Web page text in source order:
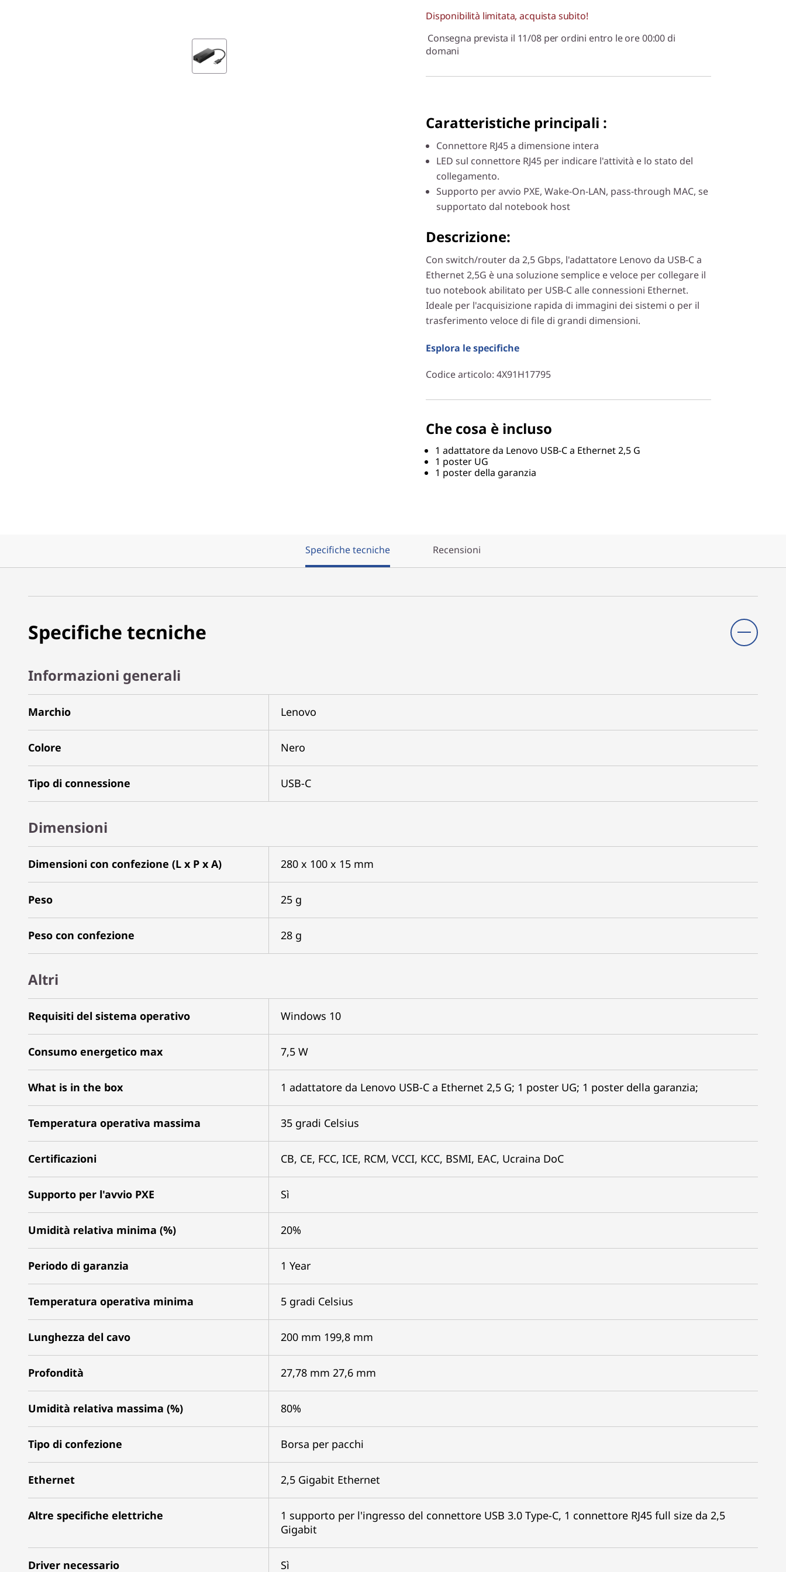
Disponibilità limitata, acquista subito!
Consegna prevista il 11/08 per ordini entro le ore 00:00 di
domani
Caratteristiche principali :
Connettore RJ45 a dimensione intera
LED sul connettore RJ45 per indicare l'attività e lo stato del
collegamento.
Supporto per avvio PXE, Wake-On-LAN, pass-through MAC, se
supportato dal notebook host
Descrizione:
Con switch/router da 2,5 Gbps, l'adattatore Lenovo da USB-C a
Ethernet 2,5G è una soluzione semplice e veloce per collegare il
tuo notebook abilitato per USB-C alle connessioni Ethernet.
Ideale per l'acquisizione rapida di immagini dei sistemi o per il
trasferimento veloce di file di grandi dimensioni.
Esplora le specifiche
Codice articolo: 4X91H17795
Che cosa è incluso
1 adattatore da Lenovo USB-C a Ethernet 2,5 G
1 poster UG
1 poster della garanzia
Specifiche tecniche Recensioni
Specifiche tecniche
Informazioni generali
Marchio Lenovo
Colore Nero
Tipo di connessione USB-C
Dimensioni
Dimensioni con confezione (L x P x A) 280 x 100 x 15 mm
Peso 25 g
Peso con confezione 28 g
Altri
Requisiti del sistema operativo Windows 10
Consumo energetico max 7,5 W
What is in the box 1 adattatore da Lenovo USB-C a Ethernet 2,5 G; 1 poster UG; 1 poster della garanzia;
Temperatura operativa massima 35 gradi Celsius
Certificazioni CB, CE, FCC, ICE, RCM, VCCI, KCC, BSMI, EAC, Ucraina DoC
Supporto per l'avvio PXE Sì
Umidità relativa minima (%) 20%
Periodo di garanzia 1 Year
Temperatura operativa minima 5 gradi Celsius
Lunghezza del cavo 200 mm 199,8 mm
Profondità 27,78 mm 27,6 mm
Umidità relativa massima (%) 80%
Tipo di confezione Borsa per pacchi
Ethernet 2,5 Gigabit Ethernet
Altre specifiche elettriche
1 supporto per l'ingresso del connettore USB 3.0 Type-C, 1 connettore RJ45 full size da 2,5
Gigabit
Driver necessario Sì